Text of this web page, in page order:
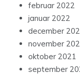
februar 2022
januar 2022
december
november
oktober 2021
september